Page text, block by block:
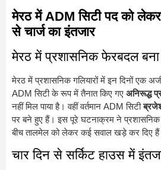
मेरठ में ADM सिटी पद को
से चार्ज का इंतजार
मेरठ में प्रशासनिक फेरबदल बना
मेरठ में प्रशासनिक गलियारों में इन दिनों एक
ADM सिटी के रूप में तैनात किए गए अनिरूद्ध
नहीं मिल पाया है। वहीं वर्तमान ADM सिटी
पर बने हुए हैं। इस पूरे घटनाक्रम ने प्रशासनिक
बीच तालमेल को लेकर कई सवाल खड़े कर दिए
चार दिन से सर्किट हाउस में